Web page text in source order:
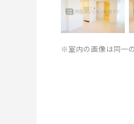
※室内の画像は同一